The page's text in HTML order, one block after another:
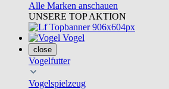
Alle Marken anschauen
UNSERE TOP AKTION
Vogel
close
Vogelfutter
Vogelspielzeug